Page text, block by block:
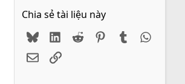
Chia sẻ tài liệu này
BlueskyLinkedIn
Reddit PinterestTumblr
EmailLink